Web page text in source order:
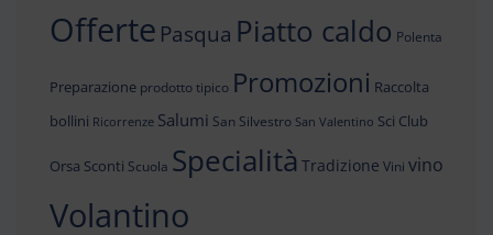
Offerte Pasqua Piatto caldo Polenta
Preparazione prodotto tipico Promozioni Raccolta
bollini Ricorrenze Salumi San Silvestro San Valentino Sci Club
Orsa Sconti Scuola Specialità Tradizione Vini vino
Volantino